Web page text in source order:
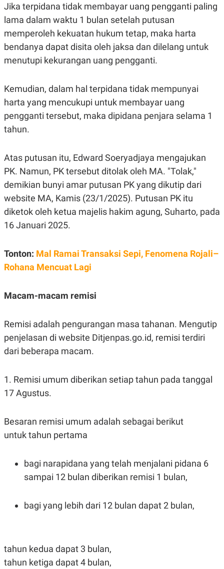
A
G
G
A
N
E
T
A
K
I
E
R
J
A
T
E
E
P
E
R
A
R
T
S
N
G
K
G
D
A
D
PROFILE
TERM
OF
USE
SIBER
POLICY
Jika terpidana tidak membayar uang pengganti paling
lama dalam waktu 1 bulan setelah putusan
memperoleh kekuatan hukum tetap, maka harta
bendanya dapat disita oleh jaksa dan dilelang untuk
menutupi kekurangan uang pengganti.
Kemudian, dalam hal terpidana tidak mempunyai
harta yang mencukupi untuk membayar uang
pengganti tersebut, maka dipidana penjara selama 1
tahun.
Atas putusan itu, Edward Soeryadjaya mengajukan
PK. Namun, PK tersebut ditolak oleh MA. "Tolak,"
demikian bunyi amar putusan PK yang dikutip dari
website MA, Kamis (23/1/2025). Putusan PK itu
diketok oleh ketua majelis hakim agung, Suharto, pada
16 Januari 2025.
Tonton: Mal Ramai Transaksi Sepi, Fenomena Rojali–
Rohana Mencuat Lagi
Macam-macam remisi
Remisi adalah pengurangan masa tahanan. Mengutip
penjelasan di website Ditjenpas.go.id, remisi terdiri
dari beberapa macam.
1. Remisi umum diberikan setiap tahun pada tanggal
17 Agustus.
Besaran remisi umum adalah sebagai berikut
untuk tahun pertama
bagi narapidana yang telah menjalani pidana 6
sampai 12 bulan diberikan remisi 1 bulan,
bagi yang lebih dari 12 bulan dapat 2 bulan,
tahun kedua dapat 3 bulan,
tahun ketiga dapat 4 bulan,